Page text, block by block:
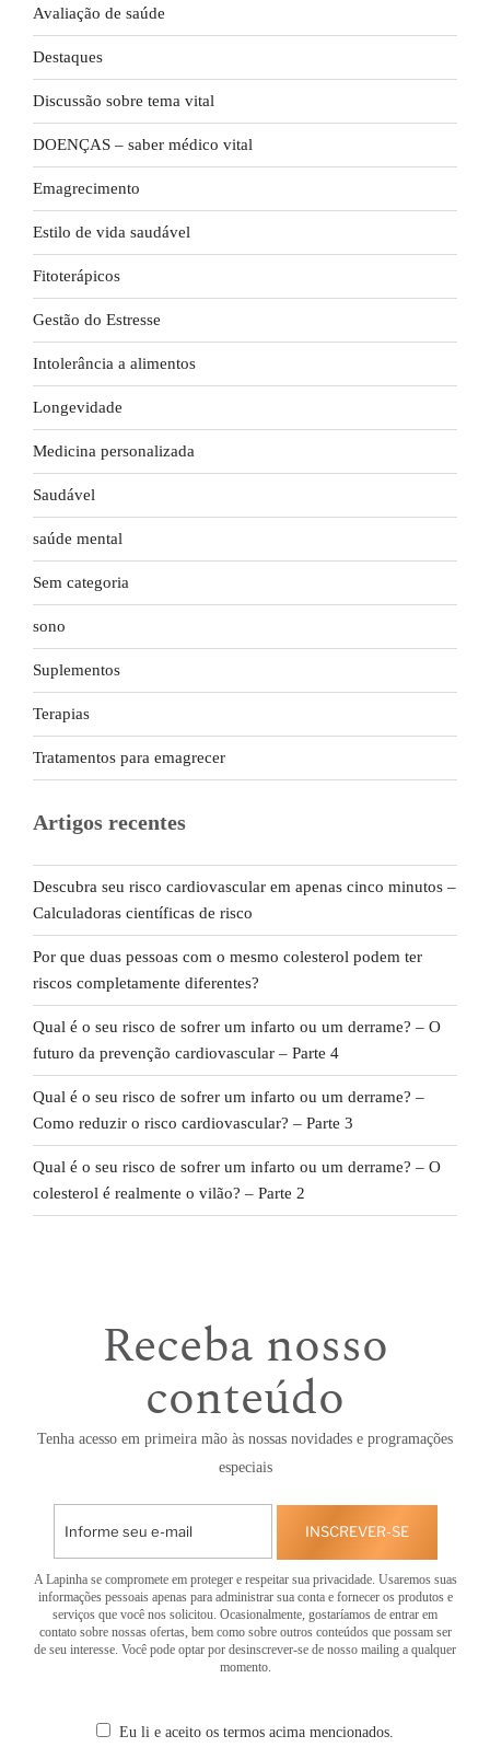
Avaliação de saúde
Destaques
Discussão sobre tema vital
DOENÇAS – saber médico vital
Emagrecimento
Estilo de vida saudável
Fitoterápicos
Gestão do Estresse
Intolerância a alimentos
Longevidade
Medicina personalizada
Saudável
saúde mental
Sem categoria
sono
Suplementos
Terapias
Tratamentos para emagrecer
Artigos recentes
Descubra seu risco cardiovascular em apenas cinco minutos –
Calculadoras científicas de risco
Por que duas pessoas com o mesmo colesterol podem ter
riscos completamente diferentes?
Qual é o seu risco de sofrer um infarto ou um derrame? – O
futuro da prevenção cardiovascular – Parte 4
Qual é o seu risco de sofrer um infarto ou um derrame? –
Como reduzir o risco cardiovascular? – Parte 3
Qual é o seu risco de sofrer um infarto ou um derrame? – O
colesterol é realmente o vilão? – Parte 2
Receba nosso
conteúdo
Tenha acesso em primeira mão às nossas novidades e programações
especiais
INSCREVER-SE
A Lapinha se compromete em proteger e respeitar sua privacidade. Usaremos suas
informações pessoais apenas para administrar sua conta e fornecer os produtos e
serviços que você nos solicitou. Ocasionalmente, gostaríamos de entrar em
contato sobre nossas ofertas, bem como sobre outros conteúdos que possam ser
de seu interesse. Você pode optar por desinscrever-se de nosso mailing a qualquer
momento.
Eu li e aceito os termos acima mencionados.